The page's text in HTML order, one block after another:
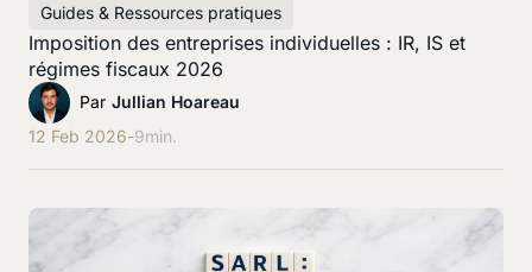
Guides & Ressources pratiques
Imposition des entreprises individuelles : IR, IS et
régimes fiscaux 2026
Par Jullian Hoareau
12 Feb 2026-9min.